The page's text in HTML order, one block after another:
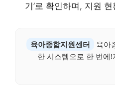
기’로 확인하며, 지원
육아종합지원센터
육아
한 시스템으로 한 번에